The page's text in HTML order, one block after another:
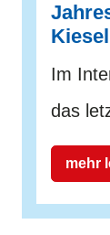
Kiesel
Im
das
mehr